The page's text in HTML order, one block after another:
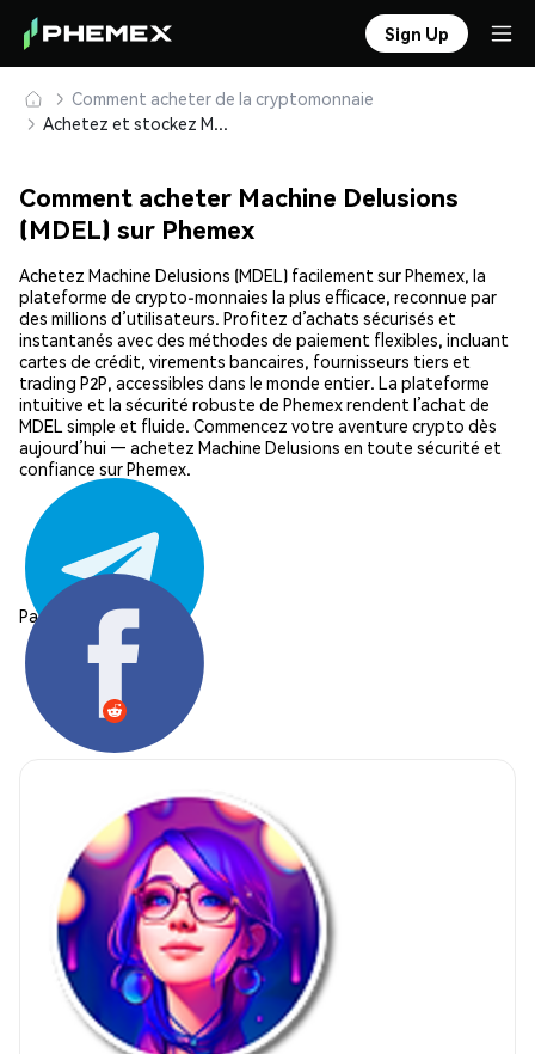
Sign Up
Comment acheter de la cryptomonnaie
Achetez et stockez Machine Delusions (MDEL) en toute sécurité
Comment acheter Machine Delusions
(MDEL) sur Phemex
Achetez Machine Delusions (MDEL) facilement sur Phemex, la
plateforme de crypto-monnaies la plus efficace, reconnue par
des millions d’utilisateurs. Profitez d’achats sécurisés et
instantanés avec des méthodes de paiement flexibles, incluant
cartes de crédit, virements bancaires, fournisseurs tiers et
trading P2P, accessibles dans le monde entier. La plateforme
intuitive et la sécurité robuste de Phemex rendent l’achat de
MDEL simple et fluide. Commencez votre aventure crypto dès
aujourd’hui — achetez Machine Delusions en toute sécurité et
confiance sur Phemex.
Partager: